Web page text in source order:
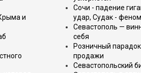
и
Сочи - падение
удар, Судак -
Севастополь —
себя
Розничный
продажи
Севастопольский